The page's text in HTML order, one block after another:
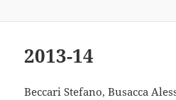
2013-14
Beccari Stefano, Busacca